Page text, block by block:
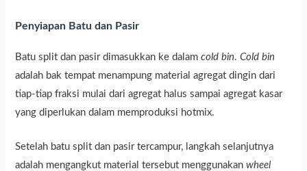
Penyiapan Batu dan Pasir
Batu split dan pasir dimasukkan ke dalamcold bin.Cold bin
adalah bak tempat menampung material agregat dingin dari
tiap-tiap fraksi mulai dari agregat halus sampai agregat kasar
yang diperlukan dalam memproduksi hotmix.
Setelah batu split dan pasir tercampur, langkah selanjutnya
adalah mengangkut material tersebut menggunakanwheel